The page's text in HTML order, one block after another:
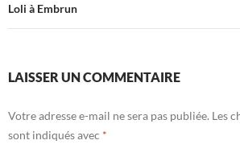
Loli à Embrun
LAISSER UN COMMENTAIRE
Votre adresse e-mail ne sera pas publiée. Les
sont indiqués avec *